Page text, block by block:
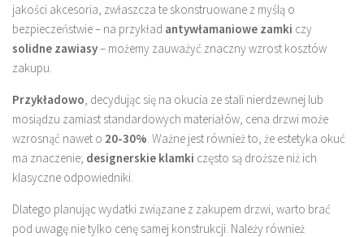
jakości akcesoria, zwłaszcza te skonstruowane z myślą o
bezpieczeństwie – na przykład antywłamaniowe zamki czy
solidne zawiasy– możemy zauważyć znaczny wzrost kosztów
zakupu.
Przykładowo , decydując się na okucia ze stali nierdzewnej lub
mosiądzu zamiast standardowych materiałów, cena drzwi może
wzrosnąć nawet o 20-30% . Ważne jest również to, że estetyka okuć
ma znaczenie; designerskie klamki często są droższe niż ich
klasyczne odpowiedniki.
Dlatego planując wydatki związane z zakupem drzwi, warto brać
pod uwagę nie tylko cenę samej konstrukcji. Należy również